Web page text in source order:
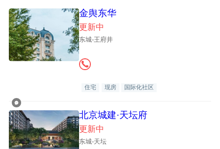
金舆东华
更新中
东城-王府井
住宅 现房 国际化社区
北京城建·天坛府
更新中
东城-天坛